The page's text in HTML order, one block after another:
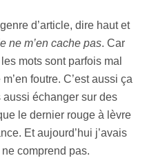
d’article, dire haut et
ne m’en cache pas. Car
mots sont parfois mal
foutre. C’est aussi ça
aussi échanger sur des
le dernier rouge à lèvre
Et aujourd’hui j’avais
comprend pas.